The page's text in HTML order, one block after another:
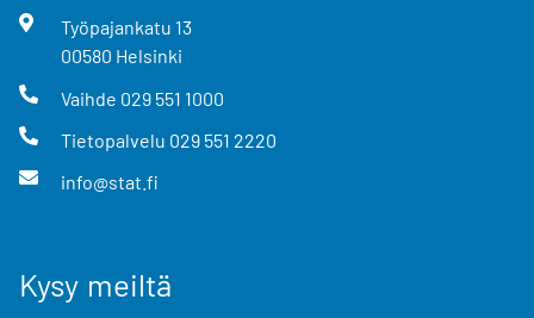
Työpajankatu 13
00580 Helsinki
Vaihde 029 551 1000
Tietopalvelu 029 551 2220
info@stat.fi
Kysy meiltä